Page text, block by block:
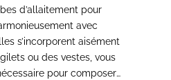
d’allaitement pour
avec
s’incorporent aisément
ou des vestes, vous
pour composer